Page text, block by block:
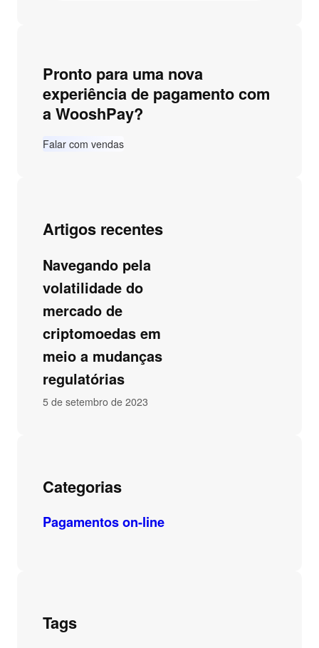
Pronto para uma nova
experiência de pagamento com
a WooshPay?
Falar com vendas
Artigos recentes
Navegando pela
volatilidade do
mercado de
criptomoedas em
meio a mudanças
regulatórias
5 de setembro de 2023
Categorias
Pagamentos on-line
Tags